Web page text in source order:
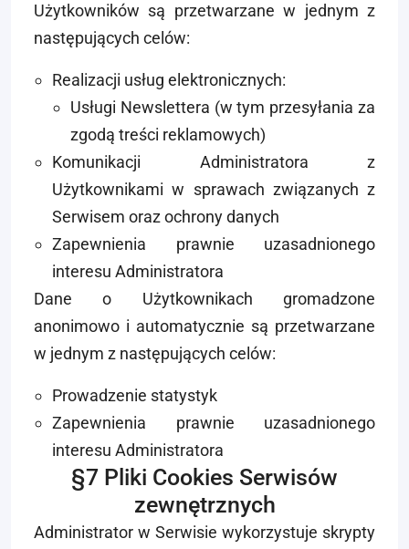
Użytkowników są przetwarzane w jednym z
następujących celów:
Realizacji usług elektronicznych:
Usługi Newslettera (w tym przesyłania za
zgodą treści reklamowych)
Komunikacji Administratora z
Użytkownikami w sprawach związanych z
Serwisem oraz ochrony danych
Zapewnienia prawnie uzasadnionego
interesu Administratora
Dane o Użytkownikach gromadzone
anonimowo i automatycznie są przetwarzane
w jednym z następujących celów:
Prowadzenie statystyk
Zapewnienia prawnie uzasadnionego
interesu Administratora
§7 Pliki Cookies Serwisów
zewnętrznych
Administrator w Serwisie wykorzystuje skrypty